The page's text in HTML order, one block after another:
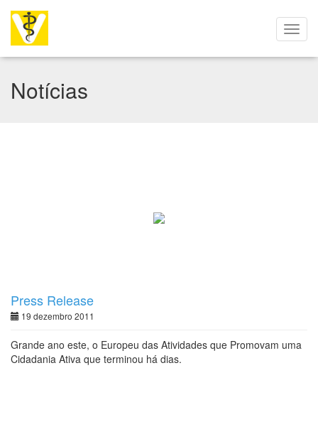
Notícias
Press Release
19 dezembro 2011
Grande ano este, o Europeu das Atividades que Promovam uma
Cidadania Ativa que terminou há dias.